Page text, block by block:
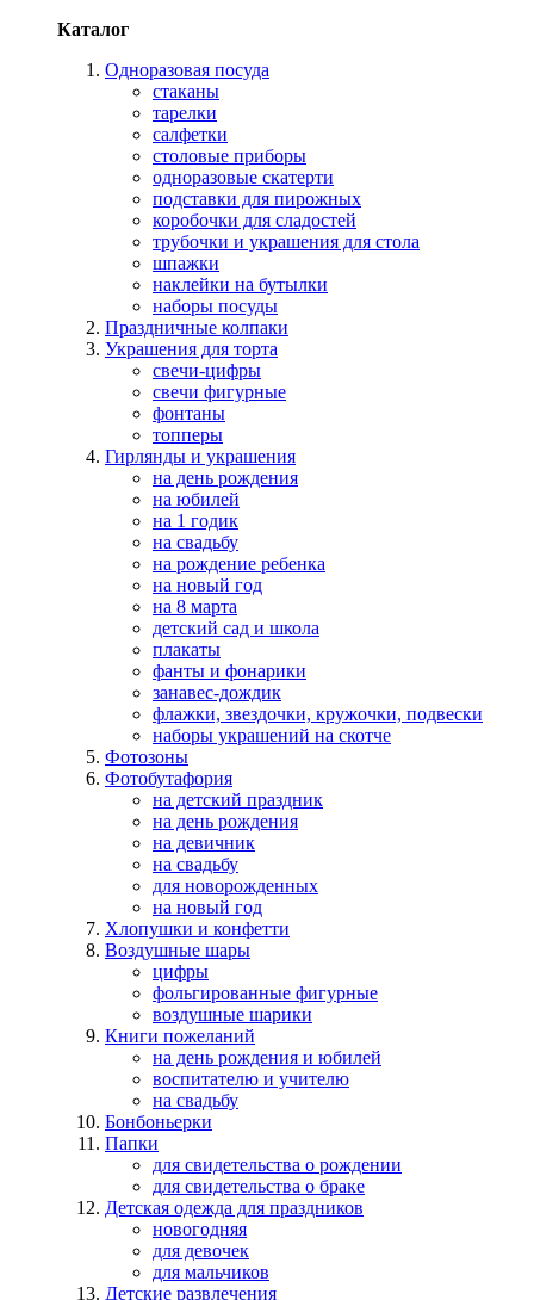
Каталог
Одноразовая посуда
стаканы
тарелки
салфетки
столовые приборы
одноразовые скатерти
подставки для пирожных
коробочки для сладостей
трубочки и украшения для стола
шпажки
наклейки на бутылки
наборы посуды
Праздничные колпаки
Украшения для торта
свечи-цифры
свечи фигурные
фонтаны
топперы
Гирлянды и украшения
на день рождения
на юбилей
на 1 годик
на свадьбу
на рождение ребенка
на новый год
на 8 марта
детский сад и школа
плакаты
фанты и фонарики
занавес-дождик
флажки, звездочки, кружочки, подвески
наборы украшений на скотче
Фотозоны
Фотобутафория
на детский праздник
на день рождения
на девичник
на свадьбу
для новорожденных
на новый год
Хлопушки и конфетти
Воздушные шары
цифры
фольгированные фигурные
воздушные шарики
Книги пожеланий
на день рождения и юбилей
воспитателю и учителю
на свадьбу
Бонбоньерки
Папки
для свидетельства о рождении
для свидетельства о браке
Детская одежда для праздников
новогодняя
для девочек
для мальчиков
Детские развлечения